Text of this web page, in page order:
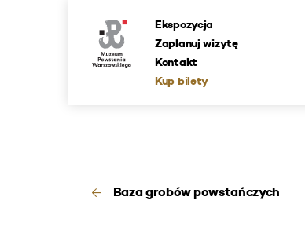
Ekspozycja
Zaplanuj wizytę
Kontakt
Kup bilety
Baza grobów powstańczych